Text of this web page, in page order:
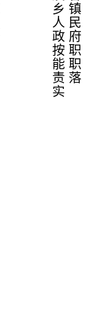
乡镇
人民
政府
按职
能职
责落
实